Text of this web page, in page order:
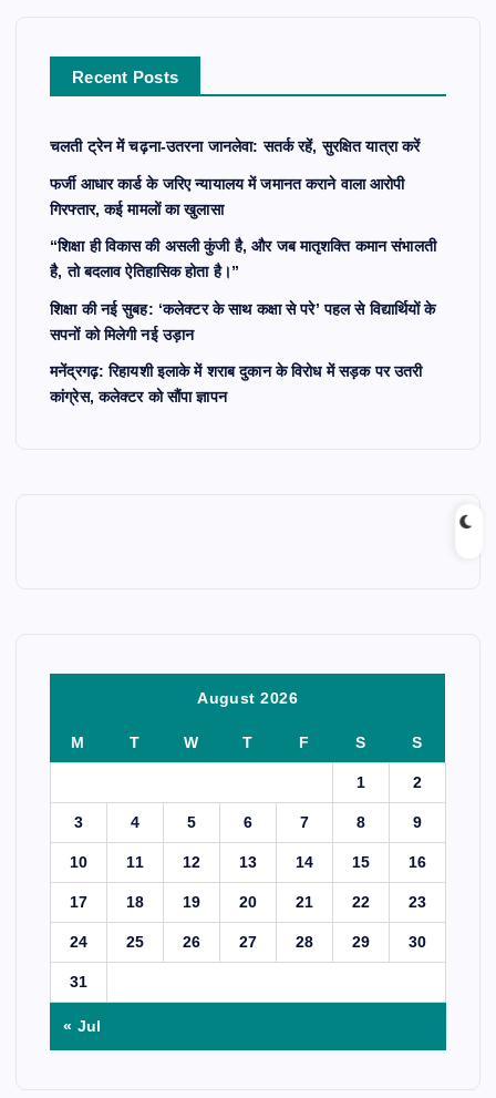
r
Recent Posts
चलती ट्रेन में चढ़ना-उतरना जानलेवा: सतर्क रहें, सुरक्षित यात्रा करें
फर्जी आधार कार्ड के जरिए न्यायालय में जमानत कराने वाला आरोपी
गिरफ्तार, कई मामलों का खुलासा
“शिक्षा ही विकास की असली कुंजी है, और जब मातृशक्ति कमान संभालती
है, तो बदलाव ऐतिहासिक होता है।”
शिक्षा की नई सुबह: ‘कलेक्टर के साथ कक्षा से परे’ पहल से विद्यार्थियों के
सपनों को मिलेगी नई उड़ान
मनेंद्रगढ़: रिहायशी इलाके में शराब दुकान के विरोध में सड़क पर उतरी
कांग्रेस, कलेक्टर को सौंपा ज्ञापन
August 2026
M T W T F S S
1 2
3 4 5 6 7 8 9
10 11 12 13 14 15 16
17 18 19 20 21 22 23
24 25 26 27 28 29 30
31
« Jul